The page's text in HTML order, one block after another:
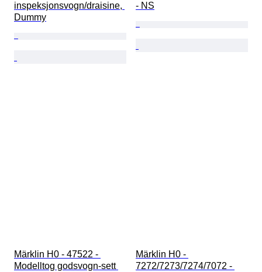
inspeksjonsvogn/draisine,
Dummy
- NS
Märklin H0 - 47522 -
Modelltog godsvogn-sett
Märklin H0 -
7272/7273/7274/7072 -